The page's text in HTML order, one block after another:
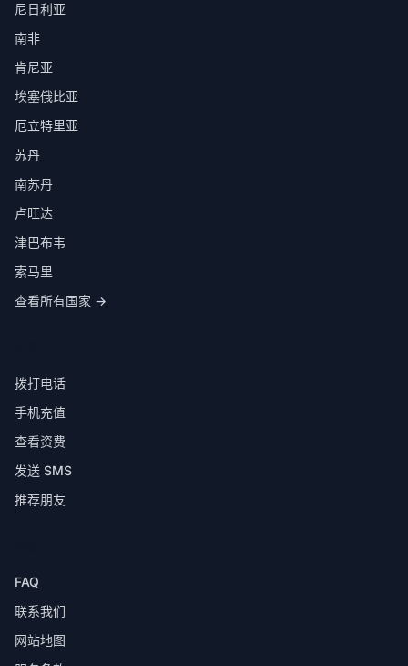
尼日利亚
南非
肯尼亚
埃塞俄比亚
厄立特里亚
苏丹
南苏丹
卢旺达
津巴布韦
索马里
查看所有国家 →
拨打电话
手机充值
查看资费
发送 SMS
推荐朋友
FAQ
联系我们
网站地图